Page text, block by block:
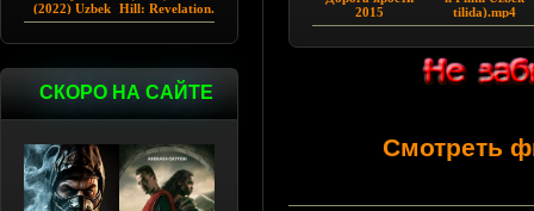
(2022) Uzbek
tilida
Hill: Revelation.
СКОРО НА САЙТЕ
2015
tilida).mp4
Смотреть